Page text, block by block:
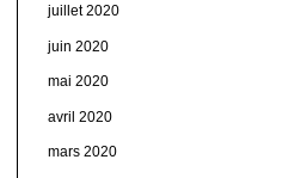
juillet 2020
juin 2020
mai 2020
avril 2020
mars 2020